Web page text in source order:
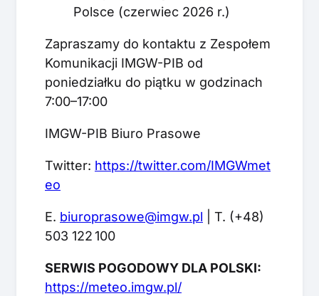
Polsce (czerwiec 2026 r.)
Zapraszamy do kontaktu z Zespołem
Komunikacji IMGW-PIB od
poniedziałku do piątku w godzinach
7:00–17:00
IMGW-PIB Biuro Prasowe
Twitter: https://twitter.com/IMGWmet
eo
E. biuroprasowe@imgw.pl | T. (+48)
503 122 100
SERWIS POGODOWY DLA POLSKI:
https://meteo.imgw.pl/